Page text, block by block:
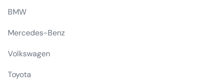
BMW
Mercedes-Benz
Volkswagen
Toyota